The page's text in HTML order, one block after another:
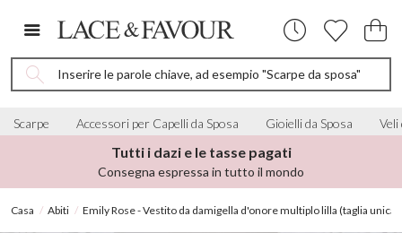
Inserire le parole chiave, ad esempio "Scarpe da sposa"
Scarpe Accessori per Capelli da Sposa Gioielli da Sposa Veli
Oltre 4.000 recensioni a 5 stelle
Da spose di tutto il mondo
Casa Abiti Emily Rose - Vestito da damigella d'onore multiplo lilla (taglia unica)